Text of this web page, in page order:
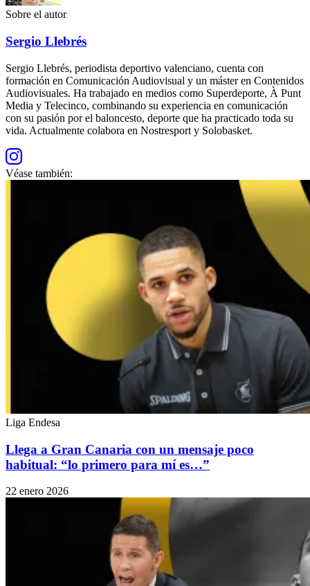
Sobre el autor
Sergio Llebrés
Sergio Llebrés, periodista deportivo valenciano, cuenta con
formación en Comunicación Audiovisual y un máster en Contenidos
Audiovisuales. Ha trabajado en medios como Superdeporte, À Punt
Media y Telecinco, combinando su experiencia en comunicación
con su pasión por el baloncesto, deporte que ha practicado toda su
vida. Actualmente colabora en Nostresport y Solobasket.
Véase también:
Liga Endesa
Llega a Gran Canaria con un mensaje poco
habitual: “lo primero para mí es…”
22 enero 2026